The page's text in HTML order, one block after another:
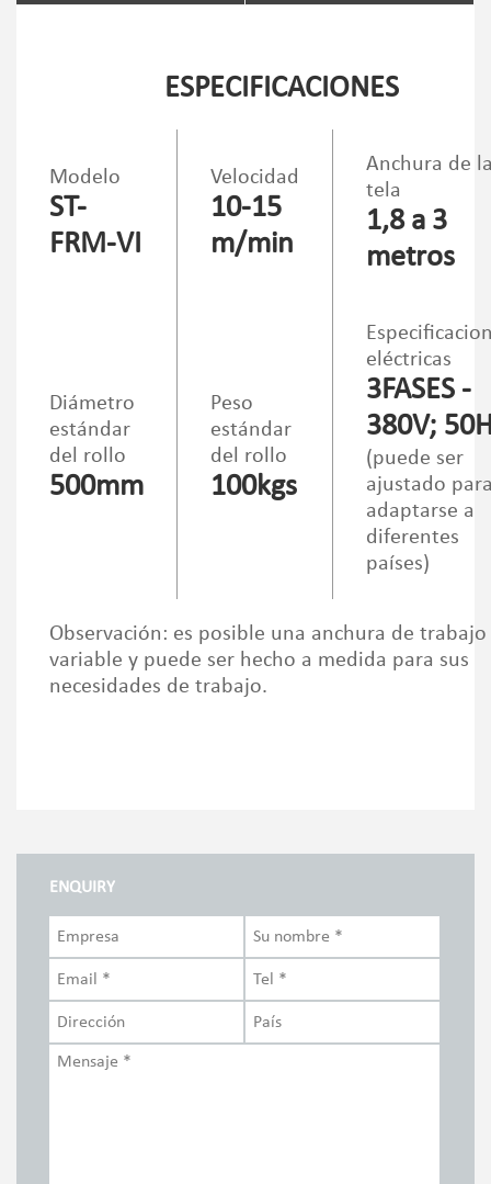
ESPECIFICACIONES
Modelo
ST-
FRM-VI
Velocidad
10-15
m/min
Anchura de
tela
1,8 a 3
metros
Diámetro
estándar
del rollo
500mm
Peso
estándar
del rollo
100kgs
eléctricas
3FASES -
380V;
(puede ser
ajustado
adaptarse a
diferentes
países)
Observación: es posible una anchura de trabajo
variable y puede ser hecho a medida para sus
necesidades de trabajo.
ENQUIRY